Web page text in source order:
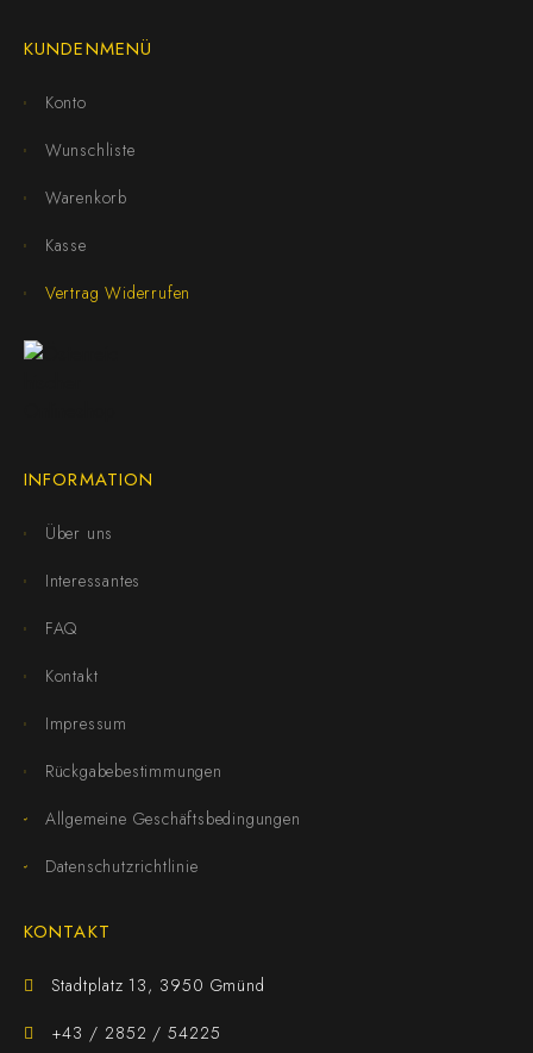
KUNDENMENÜ
Konto
Wunschliste
Warenkorb
Kasse
Vertrag Widerrufen
INFORMATION
Über uns
Interessantes
FAQ
Kontakt
Impressum
Rückgabebestimmungen
Allgemeine Geschäftsbedingungen
Datenschutzrichtlinie
KONTAKT
Stadtplatz 13, 3950 Gmünd
+43 / 2852 / 54225